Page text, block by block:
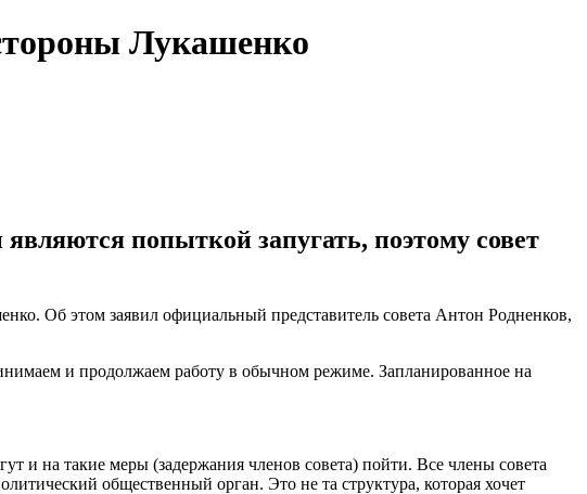
Лукашенко
являются попыткой запугать, поэтому совет
Об этом заявил официальный представитель совета Антон Родненков,
и продолжаем работу в обычном режиме. Запланированное на
и на такие меры (задержания членов совета) пойти. Все члены совета
общественный орган. Это не та структура, которая хочет